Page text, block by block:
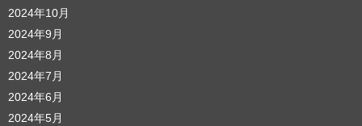
2024年10月
2024年9月
2024年8月
2024年7月
2024年6月
2024年5月